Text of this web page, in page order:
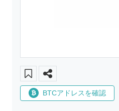
BTCアドレスを確認